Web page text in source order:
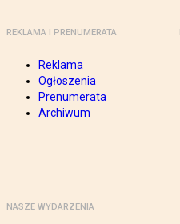
REKLAMA I PRENUMERATA
Reklama
Ogłoszenia
Prenumerata
Archiwum
NASZE WYDARZENIA